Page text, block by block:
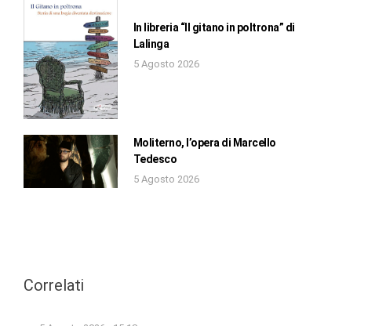
In libreria “Il gitano in poltrona” di
Lalinga
5 Agosto 2026
Moliterno, l’opera di Marcello
Tedesco
5 Agosto 2026
Correlati